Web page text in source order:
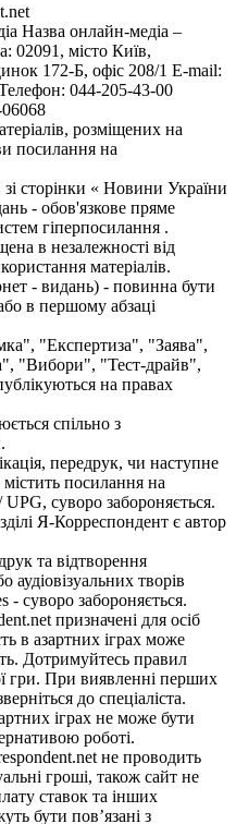
Назва онлайн-медіа –
02091, місто Київ,
172-Б, офіс 208/1 E-mail:
044-205-43-00
06068
розміщених на
посилання на
сторінки « Новини України
- обов'язкове пряме
гіперпосилання .
в незалежності від
матеріалів.
- видань) - повинна бути
в першому абзаці
"Експертиза", "Заява",
"Вибори", "Тест-драйв",
на правах
спільно з
передрук, чи наступне
посилання на
суворо забороняється.
Я-Корреспондент є автор
та відтворення
аудіовізуальних творів
- суворо забороняється.
призначені для осіб
в азартних іграх може
Дотримуйтесь правил
гри. При виявленні перших
до спеціаліста.
іграх не може бути
роботі.
не проводить
гроші, також сайт не
ставок та інших
бути пов’язані з